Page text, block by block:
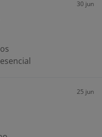
30 jun
25 jun